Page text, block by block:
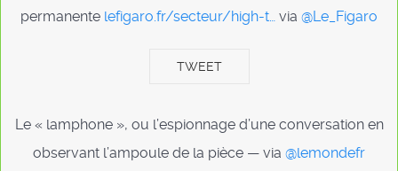
permanente lefigaro.fr/secteur/high-t… via @Le_Figaro
TWEET
Le « lamphone », ou l’espionnage d’une conversation en
observant l’ampoule de la pièce — via @lemondefr